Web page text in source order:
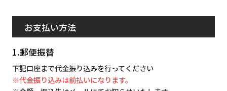
お支払い方法
1.郵便振替
下記口座まで代金振り込みを行ってください
※代金振り込みは前払いになります。